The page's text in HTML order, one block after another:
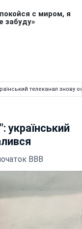
телеканал знову
український
ВВВ